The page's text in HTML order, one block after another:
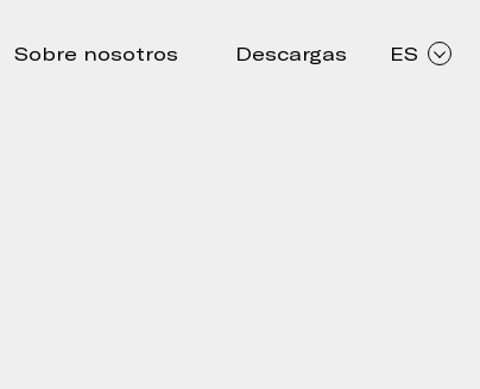
Sobre nosotros Descargas ES